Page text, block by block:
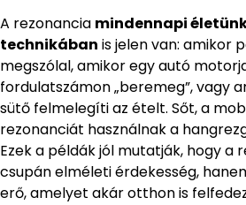
A rezonancia mindennapi
technikában is jelen van: amikor
megszólal, amikor egy autó
fordulatszámon „beremeg”, vagy
sütő felmelegíti az ételt. Sőt, a
rezonanciát használnak a
Ezek a példák jól mutatják, hogy a
csupán elméleti érdekesség,
erő, amelyet akár otthon is